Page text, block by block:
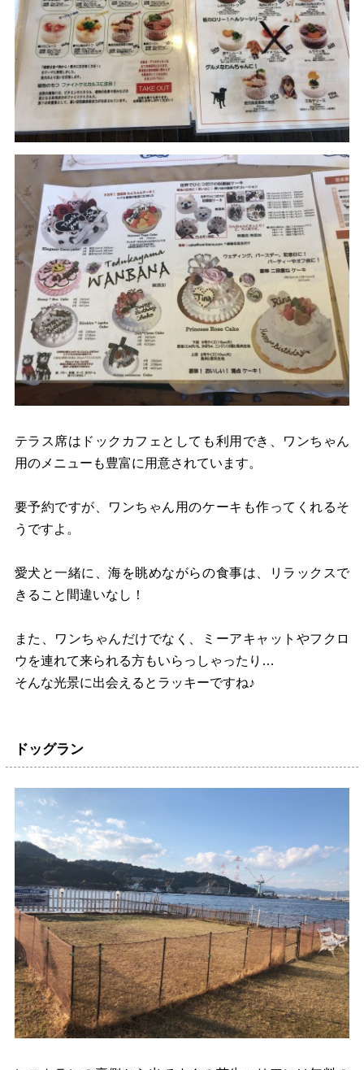
テラス席はドックカフェとしても利用でき、ワンちゃん
用のメニューも豊富に用意されています。
要予約ですが、ワンちゃん用のケーキも作ってくれるそ
うですよ。
愛犬と一緒に、海を眺めながらの食事は、リラックスで
きること間違いなし！
また、ワンちゃんだけでなく、ミーアキャットやフクロ
ウを連れて来られる方もいらっしゃったり…
そんな光景に出会えるとラッキーですね♪
ドッグラン